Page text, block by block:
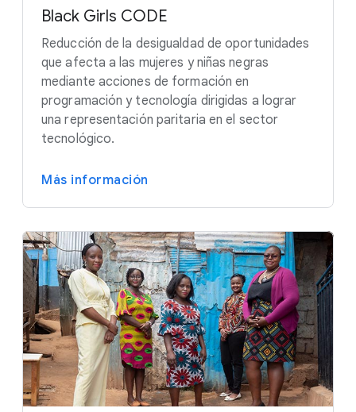
Black Girls CODE
Reducción de la desigualdad de oportunidades
que afecta a las mujeres y niñas negras
mediante acciones de formación en
programación y tecnología dirigidas a lograr
una representación paritaria en el sector
tecnológico.
Más información